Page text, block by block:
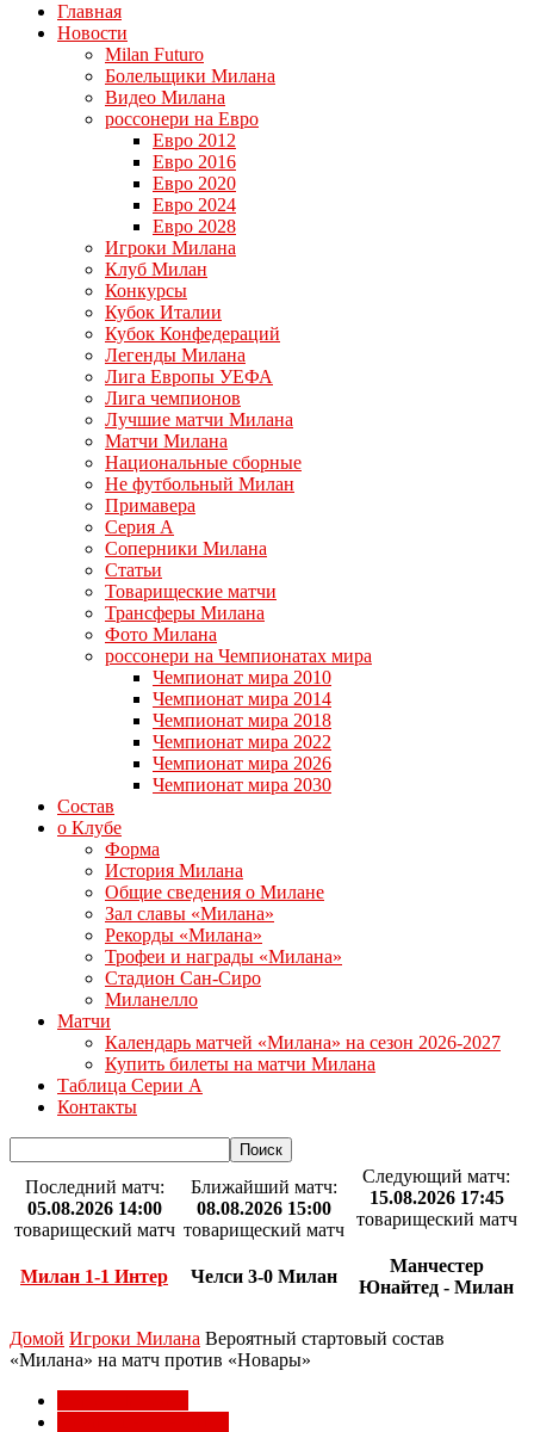
Главная
Новости
Milan Futuro
Болельщики Милана
Видео Милана
россонери на Евро
Евро 2012
Евро 2016
Евро 2020
Евро 2024
Евро 2028
Игроки Милана
Клуб Милан
Конкурсы
Кубок Италии
Кубок Конфедераций
Легенды Милана
Лига Европы УЕФА
Лига чемпионов
Лучшие матчи Милана
Матчи Милана
Национальные сборные
Не футбольный Милан
Примавера
Серия А
Соперники Милана
Статьи
Товарищеские матчи
Трансферы Милана
Фото Милана
россонери на Чемпионатах мира
Чемпионат мира 2010
Чемпионат мира 2014
Чемпионат мира 2018
Чемпионат мира 2022
Чемпионат мира 2026
Чемпионат мира 2030
Состав
о Клубе
Форма
История Милана
Общие сведения о Милане
Зал славы «Милана»
Рекорды «Милана»
Трофеи и награды «Милана»
Стадион Сан-Сиро
Миланелло
Матчи
Календарь матчей «Милана» на сезон 2026-2027
Купить билеты на матчи Милана
Таблица Серии А
Контакты
Последний матч:
05.08.2026 14:00
товарищеский матч
Милан 1-1 Интер
Ближайший матч:
08.08.2026 15:00
товарищеский матч
Челси 3-0 Милан
Следующий матч:
15.08.2026 17:45
товарищеский матч
Манчестер
Юнайтед - Милан
Домой Игроки Милана Вероятный стартовый состав
«Милана» на матч против «Новары»